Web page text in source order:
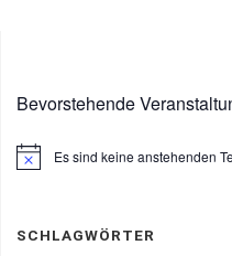
Bevorstehende
HinweisEs sind keine anstehenden
SCHLAGWÖRTER